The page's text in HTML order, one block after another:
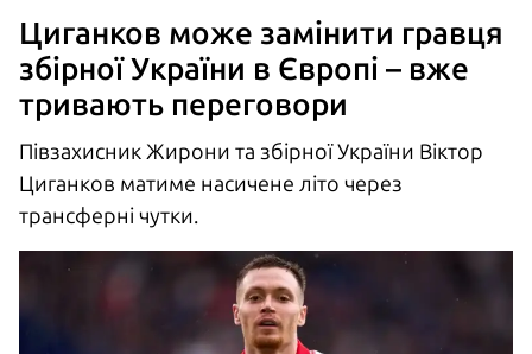
Циганков може замінити гравця
збірної України в Європі – вже
тривають переговори
Півзахисник Жирони та збірної України Віктор
Циганков матиме насичене літо через
трансферні чутки.